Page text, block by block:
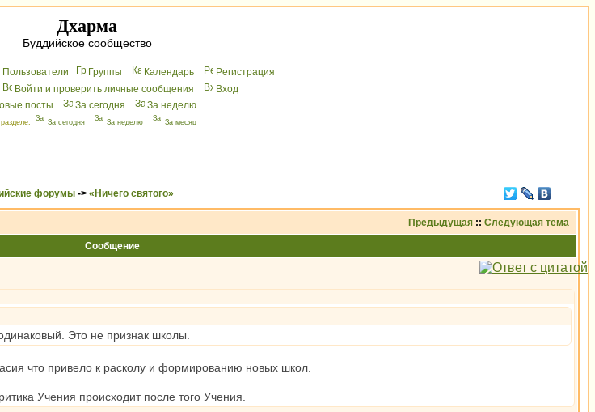
Дхарма
Буддийское сообщество
Пользователи Группы Календарь
Peгиcтрaция
Войти и проверить личные сообщения
Вхoд
посты
За сегодня За неделю
За сегодня За неделю За месяц
форумы -> «Ничего святого»
Предыдущая :: Следующая тема
Сообщение
Это не признак школы.
что привело к расколу и формированию новых школ.
Учения происходит после того Учения.